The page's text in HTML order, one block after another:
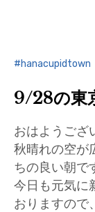
hanacupidtown
9/28の東
おはようござ
秋晴れの空が
ちの良い朝で
今日も元気に
おりますので